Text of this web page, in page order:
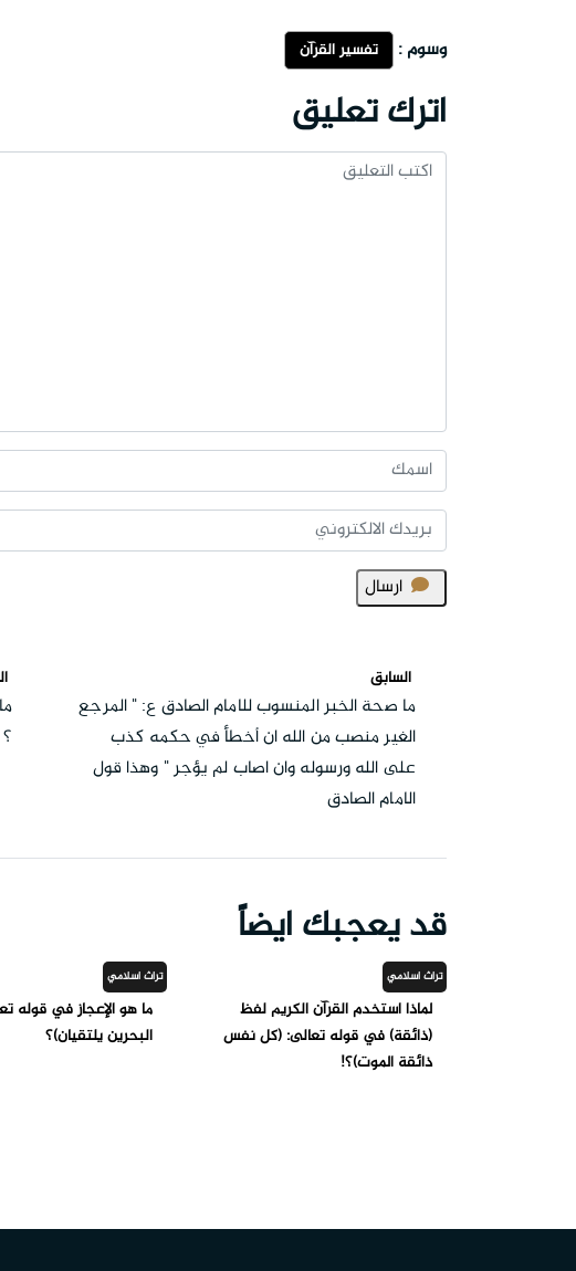
وسوم : تفسير القرآن
اترك تعليق
ارسال
السابق
ما صحة الخبر المنسوب للامام الصادق ع: " المرجع
الغير منصب من الله ان أخطأ في حكمه كذب
على الله ورسوله وان اصاب لم يؤجر " وهذا قول
الامام الصادق
؟
قد يعجبك ايضاً
تراث اسلامي
لماذا استخدم القرآن الكريم لفظ
(ذائقة) في قوله تعالى: (كل نفس
ذائقة الموت)؟!
تراث اسلامي
ما هو الإعجاز في قوله
البحرين يلتقيان)؟